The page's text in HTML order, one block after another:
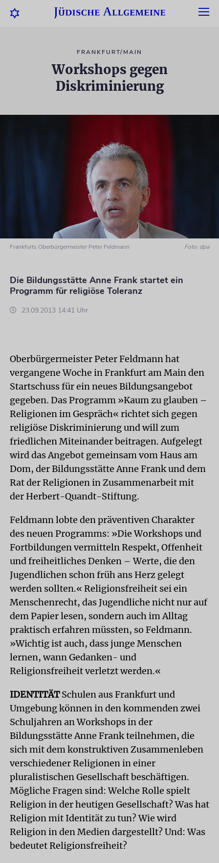
FRANKFURT/MAIN
Workshops gegen
Diskriminierung
Frankfurts Oberbürgermeister Peter Feldmann Foto: dpa
Die Bildungsstätte Anne Frank startet ein
Programm für religiöse Toleranz
23.09.2013 14:41 Uhr
Oberbürgermeister Peter Feldmann hat
vergangene Woche in Frankfurt am Main den
Startschuss für ein neues Bildungsangebot
gegeben. Das Programm »Kaum zu glauben –
Religionen im Gespräch« richtet sich gegen
religiöse Diskriminierung und will zum
friedlichen Miteinander beitragen. Aufgelegt
wird das Angebot gemeinsam vom Haus am
Dom, der Bildungsstätte Anne Frank und dem
Rat der Religionen in Zusammenarbeit mit
der Herbert-Quandt-Stiftung.
Feldmann lobte den präventiven Charakter
des neuen Programms: »Die Workshops und
Fortbildungen vermitteln Respekt, Offenheit
und freiheitliches Denken – Werte, die den
Jugendlichen schon früh ans Herz gelegt
werden sollten.« Religionsfreiheit sei ein
Menschenrecht, das Jugendliche nicht nur auf
dem Papier lesen, sondern auch im Alltag
praktisch erfahren müssten, so Feldmann.
»Wichtig ist auch, dass junge Menschen
lernen, wann Gedanken- und
Religionsfreiheit verletzt werden.«
IDENTITÄTSchulen aus Frankfurt und
Umgebung können in den kommenden zwei
Schuljahren an Workshops in der
Bildungsstätte Anne Frank teilnehmen, die
sich mit dem konstruktiven Zusammenleben
verschiedener Religionen in einer
pluralistischen Gesellschaft beschäftigen.
Mögliche Fragen sind: Welche Rolle spielt
Religion in der heutigen Gesellschaft? Was hat
Religion mit Identität zu tun? Wie wird
Religion in den Medien dargestellt? Und: Was
bedeutet Religionsfreiheit?